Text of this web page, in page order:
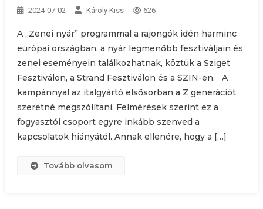
2024-07-02 Károly Kiss 626
A „Zenei nyár” programmal a rajongók idén harminc
európai országban, a nyár legmenőbb fesztiváljain és
zenei eseményein találkozhatnak, köztük a Sziget
Fesztiválon, a Strand Fesztiválon és a SZIN-en. A
kampánnyal az italgyártó elsősorban a Z generációt
szeretné megszólítani. Felmérések szerint ez a
fogyasztói csoport egyre inkább szenved a
kapcsolatok hiányától. Annak ellenére, hogy a […]
Tovább olvasom